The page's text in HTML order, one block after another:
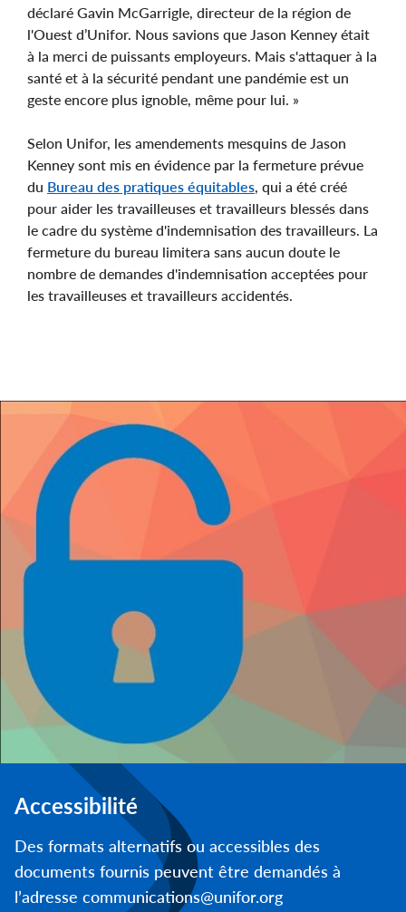
déclaré Gavin McGarrigle, directeur de la région de
l'Ouest d’Unifor. Nous savions que Jason Kenney était
à la merci de puissants employeurs. Mais s'attaquer à la
santé et à la sécurité pendant une pandémie est un
geste encore plus ignoble, même pour lui. »
Selon Unifor, les amendements mesquins de Jason
Kenney sont mis en évidence par la fermeture prévue
du Bureau des pratiques équitables , qui a été créé
pour aider les travailleuses et travailleurs blessés dans
le cadre du système d'indemnisation des travailleurs. La
fermeture du bureau limitera sans aucun doute le
nombre de demandes d'indemnisation acceptées pour
les travailleuses et travailleurs accidentés.
Accessibilité
Des formats alternatifs ou accessibles des
documents fournis peuvent être demandés à
l’adresse communications@unifor.org